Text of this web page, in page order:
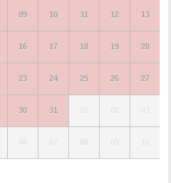
09 10 11 12 13
16 17 18 19 20
23 24 25 26 27
30 31 01 02 03
06 09 10